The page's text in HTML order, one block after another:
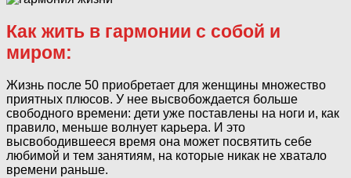
Как жить в гармонии с собой и
миром:
Жизнь после 50 приобретает для женщины множество
приятных плюсов. У нее высвобождается больше
свободного времени: дети уже поставлены на ноги и, как
правило, меньше волнует карьера. И это
высвободившееся время она может посвятить себе
любимой и тем занятиям, на которые никак не хватало
времени раньше.